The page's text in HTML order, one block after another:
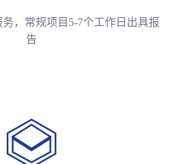
，常规项目5-7个工作日出具报
告